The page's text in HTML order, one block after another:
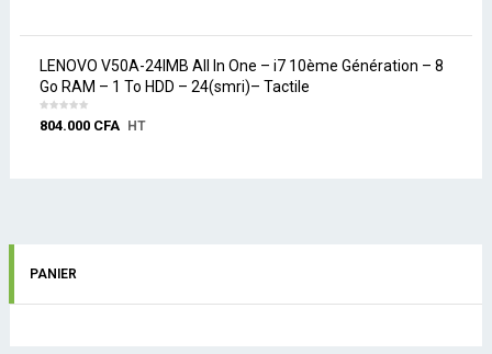
LENOVO V50A-24IMB All In One – i7 10ème Génération – 8
Go RAM – 1 To HDD – 24(smri)– Tactile
804.000 CFA HT
PANIER